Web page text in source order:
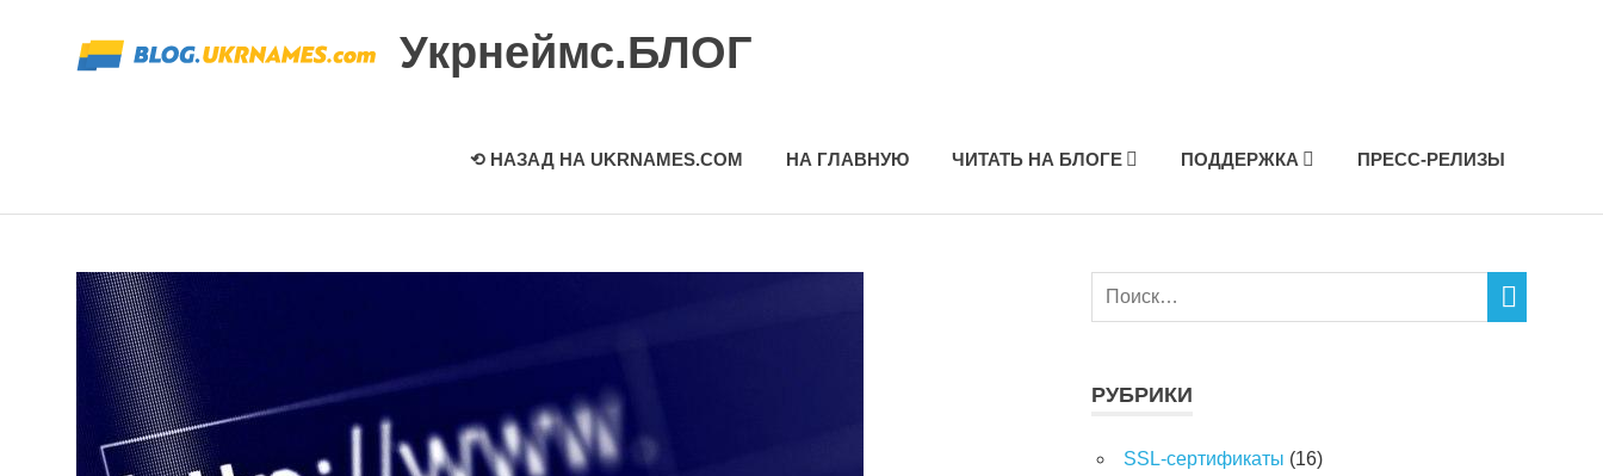
содержимому
Укрнеймс.БЛОГ
⟲ НАЗАД НА UKRNAMES.COM НА ГЛАВНУЮ ЧИТАТЬ НА БЛОГЕ ПОДДЕРЖКА ПРЕСС-РЕЛИЗЫ
РУБРИКИ
SSL-сертификаты (16)